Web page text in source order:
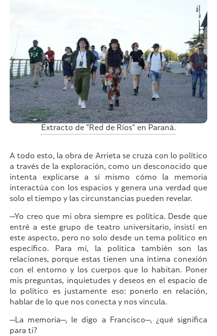
Extracto de "Red de Ríos" en Paraná.
A todo esto, la obra de Arrieta se cruza con lo político
a través de la exploración, como un desconocido que
intenta explicarse a sí mismo cómo la memoria
interactúa con los espacios y genera una verdad que
solo el tiempo y las circunstancias pueden revelar.
—Yo creo que mi obra siempre es política. Desde que
entré a este grupo de teatro universitario, insistí en
este aspecto, pero no solo desde un tema político en
específico. Para mí, la política también son las
relaciones, porque estas tienen una íntima conexión
con el entorno y los cuerpos que lo habitan. Poner
mis preguntas, inquietudes y deseos en el espacio de
lo político es justamente eso: ponerlo en relación,
hablar de lo que nos conecta y nos vincula.
—La memoria—, le digo a Francisco—, ¿qué significa
para ti?